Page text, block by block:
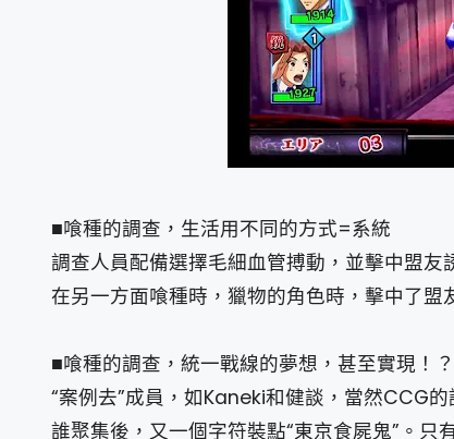
■喰種的調查，生活用不同的方式=系統
調查人員配備選擇毛細血管搏動，並擊中盟友
在另一方面喰種時，獵物的角色時，擊中了
■喰種的調查，統一戰線的夢想，甚至實現！？
“案例去”成員，如Kaneki和健談，當然CCG
誰聚集後，又一個字符裝點“東京食屍鬼”。只